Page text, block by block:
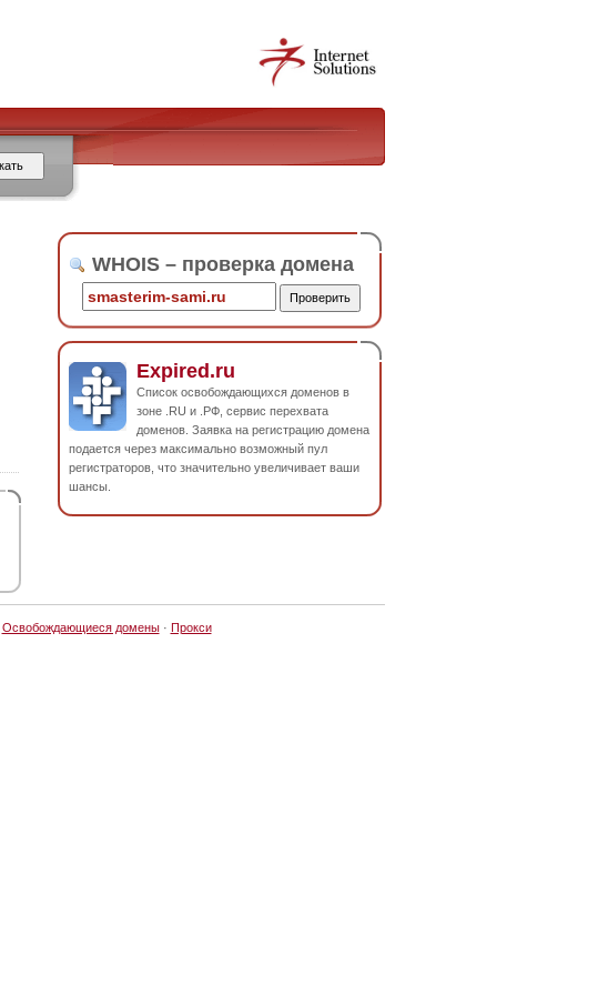
WHOIS – проверка домена
Expired.ru
Список освобождающихся доменов в
зоне .RU и .РФ, сервис перехвата
доменов. Заявка на регистрацию домена
подается через максимально возможный пул
регистраторов, что значительно увеличивает ваши
шансы.
Освобождающиеся домены· Прокси